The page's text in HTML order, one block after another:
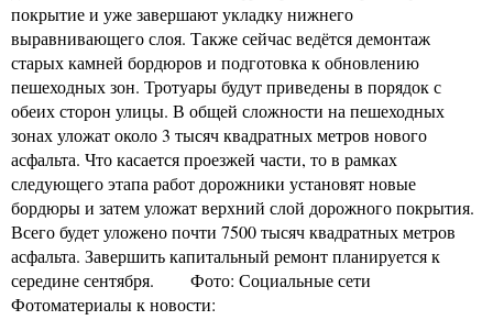
покрытие и уже завершают укладку нижнего
выравнивающего слоя. Также сейчас ведётся демонтаж
старых камней бордюров и подготовка к обновлению
пешеходных зон. Тротуары будут приведены в порядок с
обеих сторон улицы. В общей сложности на пешеходных
зонах уложат около 3 тысяч квадратных метров нового
асфальта. Что касается проезжей части, то в рамках
следующего этапа работ дорожники установят новые
бордюры и затем уложат верхний слой дорожного покрытия.
Всего будет уложено почти 7500 тысяч квадратных метров
асфальта. Завершить капитальный ремонт планируется к
середине сентября. Фото: Социальные сети
Фотоматериалы к новости: